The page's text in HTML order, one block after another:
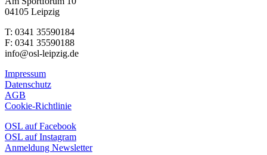
04105 Leipzig
T: 0341 35590184
F: 0341 35590188
info@osl-leipzig.de
Impressum
Datenschutz
AGB
Cookie-Richtlinie
OSL auf Facebook
OSL auf Instagram
Anmeldung Newsletter